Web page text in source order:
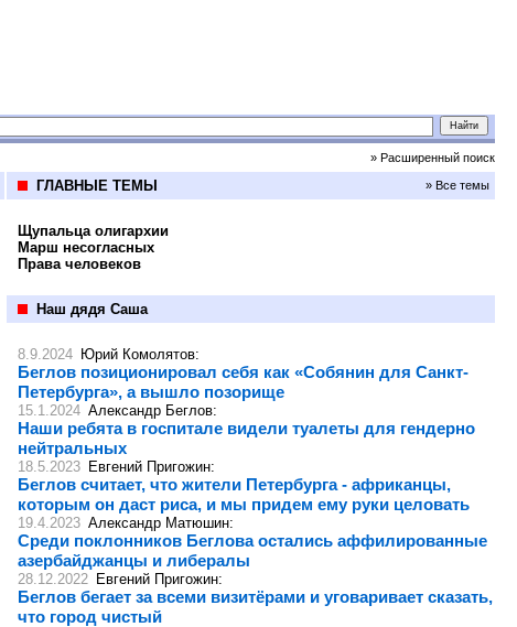
» Расширенный поиск
ГЛАВНЫЕ ТЕМЫ » Все темы
Щупальца олигархии
Марш несогласных
Права человеков
Наш дядя Саша
8.9.2024 Юрий Комолятов:
Беглов позиционировал себя как «Собянин для Санкт-
Петербурга», а вышло позорище
15.1.2024 Александр Беглов:
Наши ребята в госпитале видели туалеты для гендерно
нейтральных
18.5.2023 Евгений Пригожин:
Беглов считает, что жители Петербурга - африканцы,
которым он даст риса, и мы придем ему руки целовать
19.4.2023 Александр Матюшин:
Среди поклонников Беглова остались аффилированные
азербайджанцы и либералы
28.12.2022 Евгений Пригожин:
Беглов бегает за всеми визитёрами и уговаривает сказать,
что город чистый